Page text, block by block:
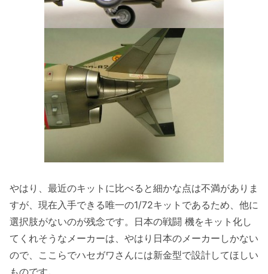
やはり、最近のキットに比べると細かな点は不満がありま
すが、現在入手できる唯一の1/72キットであるため、他に
選択肢がないのが残念です。日本の戦闘 機をキット化し
てくれそうなメーカーは、やはり日本のメーカーしかない
ので、ここらでハセガワさんには新金型で設計してほしい
ものです。